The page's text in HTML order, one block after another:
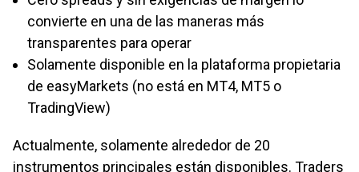
convierte en una de las maneras más
transparentes para operar
Solamente disponible en la plataforma propietaria
de easyMarkets (no está en MT4, MT5 o
TradingView)
Actualmente, solamente alrededor de 20
instrumentos principales están disponibles. Traders